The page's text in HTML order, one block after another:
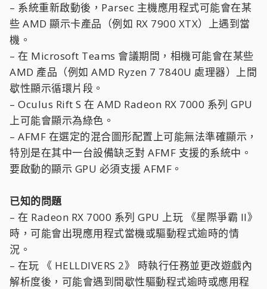
– 系統重新啟動後，Parsec 主機應用程式可能會在某
些 AMD 顯示卡產品（例如 RX 7900 XTX）上遇到當
機。
– 在 Microsoft Teams 會議期間，相機可能會在某些
AMD 產品（例如 AMD Ryzen 7 7840U 處理器）上間
歇性顯示循環片段。
– Oculus Rift S 在 AMD Radeon RX 7000 系列 GPU
上可能會顯示為綠色。
– AFMF 在選定的混合圖形配置上可能無法準確顯示，
特別是在其中一台設備缺乏對 AFMF 支援的系統中。
要啟動的顯示 GPU 必須支援 AFMF。
已知的問題
– 在 Radeon RX 7000 系列 GPU 上玩 《星際爭霸 II》
時，可能會出現應用程式當機或驅動程式逾時的情
況。
– 在玩 《 HELLDIVERS 2》 時執行任務並更改遊戲內
解析度後，可能會遇到間歇性驅動程式逾時或應用程